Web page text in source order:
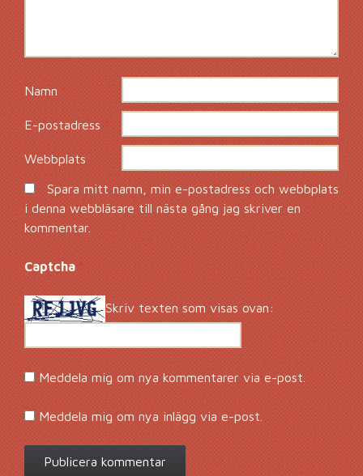
Namn*
E-postadress*
Webbplats
Spara mitt namn, min e-postadress och webbplats
i denna webbläsare till nästa gång jag skriver en
kommentar.
Captcha *
Skriv texten som visas ovan:
Meddela mig om nya kommentarer via e-post.
Meddela mig om nya inlägg via e-post.